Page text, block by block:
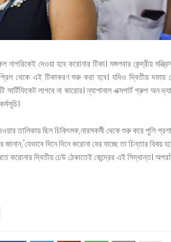
দেওয়া হবে করোনার টিকা। মঙ্গলবার কেন্দ্রীয়
থেকে এই টিকাকরণ শুরু করা হবে। যদিও দ্বিতীয় দফায়
সার্টিফিকেট লাগবে না কারোর। ন্যাশানাল এক্সপার্ট গ্রুপ
তালিকায় ছিল চিকিৎসক,নারসকর্মী থেকে শুরু করে পুলি
জানান,'যেভাবে দিনে দিনে করোনা বের যাচ্ছে তা চিন্তার
করোনার দ্বিতীয় ঢেউ ঠেকাতেই কেন্দ্রের এই সিদ্ধান্ত।